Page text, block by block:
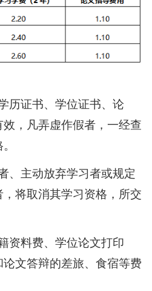
历证书、学位证书、论
，凡弄虚作假者，一经查
、主动放弃学习者或规定
将取消其学习资格，所交
资料费、学位论文打印
文答辩的差旅、食宿等费